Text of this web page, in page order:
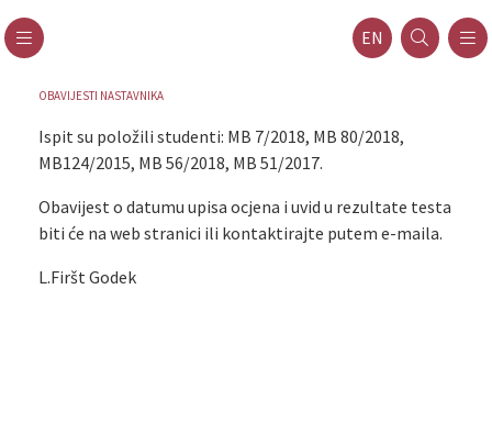
EN
OBAVIJESTI NASTAVNIKA
Ispit su položili studenti: MB 7/2018, MB 80/2018,
MB124/2015, MB 56/2018, MB 51/2017.
Obavijest o datumu upisa ocjena i uvid u rezultate testa
biti će na web stranici ili kontaktirajte putem e-maila.
L.Firšt Godek